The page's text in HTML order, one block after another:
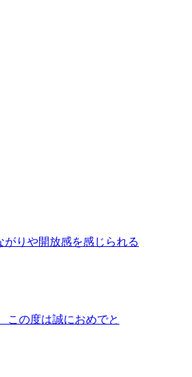
りや開放感を感じられる
この度は誠におめでと